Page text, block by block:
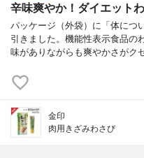
辛味爽やか！ダイエット
パッケージ（外袋）に「体につ
引きました。機能性表示食品の
味がありながらも爽やかさがク
金印
肉用きざみわさび